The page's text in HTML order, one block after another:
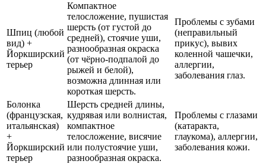
Шпиц (любой
вид) +
Йоркширский
терьер
Компактное
телосложение, пушистая
шерсть (от густой до
средней), стоячие уши,
разнообразная окраска
(от чёрно-подпалой до
рыжей и белой),
возможна длинная или
короткая шерсть.
Проблемы с зубами
(неправильный
прикус), вывих
коленной чашечки,
аллергии,
заболевания глаз.
Болонка
(французская,
итальянская)
+
Йоркширский
терьер
Шерсть средней длины,
кудрявая или волнистая,
компактное
телосложение, висячие
или полустоячие уши,
разнообразная окраска.
Проблемы с глазами
(катаракта,
глаукома), аллергии,
заболевания кожи.